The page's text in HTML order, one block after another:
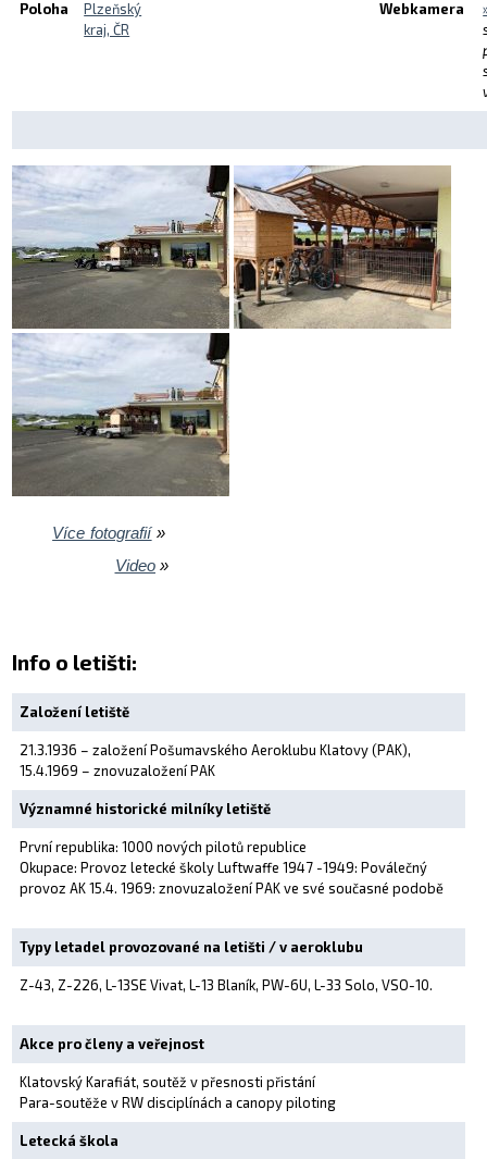
Poloha
Plzeňský
kraj, ČR
Webkamera
Více fotografií»
Video »
Info o letišti:
Založení letiště
21.3.1936 – založení Pošumavského Aeroklubu Klatovy (PAK),
15.4.1969 – znovuzaložení PAK
Významné historické milníky letiště
První republika: 1000 nových pilotů republice
Okupace: Provoz letecké školy Luftwaffe 1947 -1949: Poválečný
provoz AK 15.4. 1969: znovuzaložení PAK ve své současné podobě
Typy letadel provozované na letišti / v aeroklubu
Z-43, Z-226, L-13SE Vivat, L-13 Blaník, PW-6U, L-33 Solo, VSO-10.
Akce pro členy a veřejnost
Klatovský Karafiát, soutěž v přesnosti přistání
Para-soutěže v RW disciplínách a canopy piloting
Letecká škola